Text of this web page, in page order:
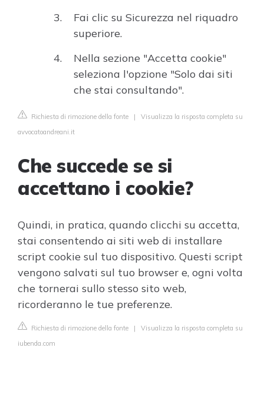
Fai clic su Sicurezza nel riquadro
superiore.
Nella sezione "Accetta cookie"
seleziona l'opzione "Solo dai siti
che stai consultando".
Richiesta di rimozione della fonte | Visualizza la risposta completa su
avvocatoandreani.it
Che succede se si
accettano i cookie?
Quindi, in pratica, quando clicchi su accetta,
stai consentendo ai siti web di installare
script cookie sul tuo dispositivo. Questi script
vengono salvati sul tuo browser e, ogni volta
che tornerai sullo stesso sito web,
ricorderanno le tue preferenze.
Richiesta di rimozione della fonte | Visualizza la risposta completa su
iubenda.com